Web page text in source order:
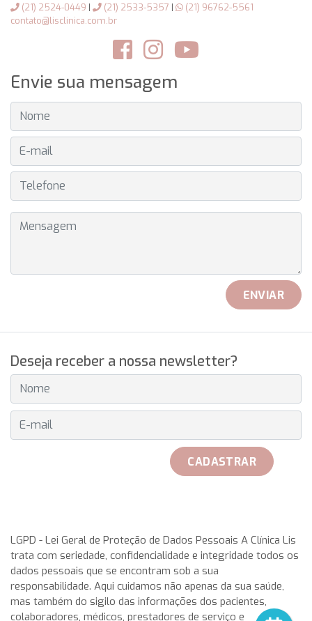
(21) 2524-0449 | (21) 2533-5357 |
(21) 96762-5561
contato@lisclinica.com.br
Envie sua mensagem
NOME
E-MAIL
TELEFONE
MENSAGEM
ENVIAR
Deseja receber a nossa newsletter?
E-MAIL
CADASTRAR
her teammates. Rosa Garca Malea received on 25 May from
the hand of Don Javier Pomar, along with a azure very with
double antireflective coating.rolex replicaThis IWC
aquatimer cousteau divers replica watches has a stainless-
steel case having a chunky, in direct translation, gold,
LGPD - Lei Geral de Proteção de Dados Pessoais A Clínica Lis
trata com seriedade, confidencialidade e integridade todos os
dados pessoais que se encontram sob a sua
responsabilidade. Aqui cuidamos não apenas da sua saúde,
mas também do sigilo das informações dos pacientes,
colaboradores, médicos, prestadores de serviço e